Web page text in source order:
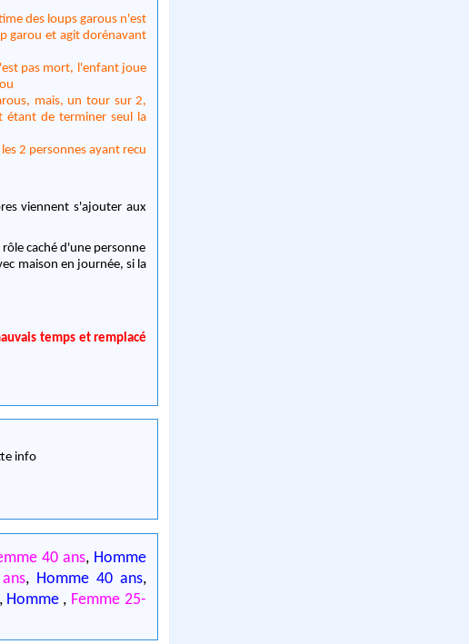
des loups garous n'est
garou et agit dorénavant
pas mort, l'enfant joue
mais, un tour sur 2,
étant de terminer seul la
2 personnes ayant recu
viennent s'ajouter aux
caché d'une personne
maison en journée, si la
temps et remplacé
info
40 ans, Homme
, Homme 40 ans,
, Homme , Femme 25-